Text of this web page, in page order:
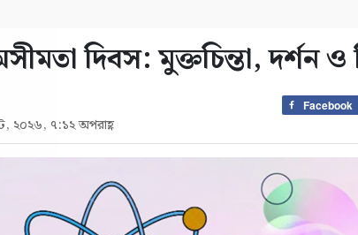
দিবস: মুক্তচিন্তা, দর্শন ও
২০২৬, ৭:১২ অপরাহ্ণ
Facebook